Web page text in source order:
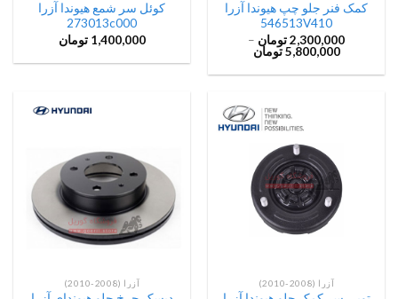
کمک فنر جلو چپ هیوندا آزرا
546513V410
2,300,000تومان –
5,800,000 تومان
کوئل سر شمع هیوندا آزرا
273013c000
1,400,000 تومان
آزرا (2008-2010) آزرا (2008-2010)